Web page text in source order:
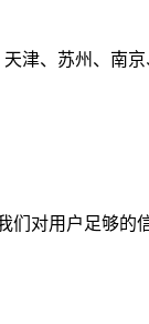
津、苏州、南
对用户足够的